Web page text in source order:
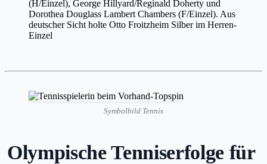
(H/Einzel), George Hillyard/Reginald Doherty und
Dorothea Douglass Lambert Chambers (F/Einzel). Aus
deutscher Sicht holte Otto Froitzheim Silber im Herren-
Einzel
Symbolbild Tennis
Olympische Tenniserfolge für